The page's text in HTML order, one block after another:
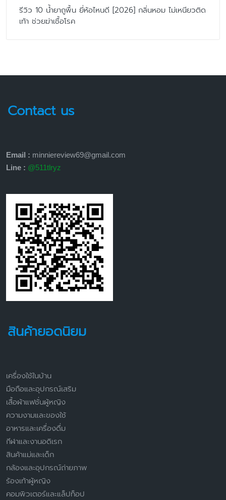
รีวิว 10 น้ำยาถูพื้น ยี่ห้อไหนดี [2026] กลิ่นหอม ไม่เหนียวติด
เท้า ช่วยฆ่าเชื้อโรค
Contact us
Email : minniereview69@gmail.com
Line : @511tlryz
สินค้ายอดนิยม
เครื่องใช้ในบ้าน
มือถือและอุปกรณ์เสริม
เสื้อผ้าแฟชั่นผู้หญิง
ความงามและของใช้
อาหารและเครื่องดื่ม
กีฬาและงานอดิเรก
สินค้าแม่และเด็ก
กล้องและอุปกรณ์ถ่ายภาพ
ร้องเท้าผู้หญิง
คอมพิวเตอร์และแล็ปท็อป